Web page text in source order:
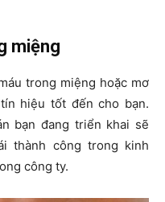
miệng
trong miệng hoặc mơ
hiệu tốt đến cho bạn.
bạn đang triển khai sẽ
thành công trong kinh
công ty.